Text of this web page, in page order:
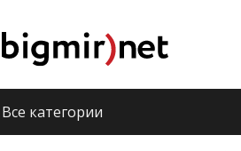
Все категории